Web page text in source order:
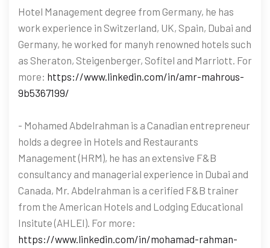
Hotel Management degree from Germany, he has
work experience in Switzerland, UK, Spain, Dubai and
Germany, he worked for manyh renowned hotels such
as Sheraton, Steigenberger, Sofitel and Marriott. For
more: https://www.linkedin.com/in/amr-mahrous-
9b5367199/
- Mohamed Abdelrahman is a Canadian entrepreneur
holds a degree in Hotels and Restaurants
Management (HRM), he has an extensive F&B
consultancy and managerial experience in Dubai and
Canada, Mr. Abdelrahman is a cerified F&B trainer
from the American Hotels and Lodging Educational
Insitute (AHLEI). For more:
https://www.linkedin.com/in/mohamad-rahman-